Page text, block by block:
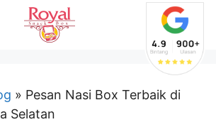
» Pesan Nasi Box Terbaik di
Selatan